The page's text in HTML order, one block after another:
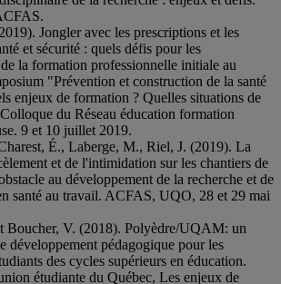
Jongler avec les prescriptions et les
et sécurité : quels défis pour les
la formation professionnelle initiale au
"Prévention et construction de la santé
enjeux de formation ? Quelles situations de
du Réseau éducation formation
9 et 10 juillet 2019.
É., Laberge, M., Riel, J. (2019). La
et de l'intimidation sur les chantiers de
au développement de la recherche et de
santé au travail. ACFAS, UQO, 28 et 29 mai
Boucher, V. (2018). Polyèdre/UQAM: un
développement pédagogique pour les
des cycles supérieurs en éducation.
étudiante du Québec, Les enjeux de